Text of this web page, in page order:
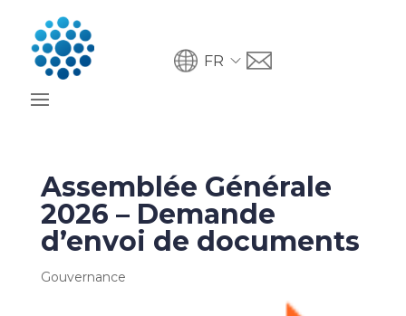
FR
Assemblée Générale
2026 – Demande
d’envoi de documents
Gouvernance